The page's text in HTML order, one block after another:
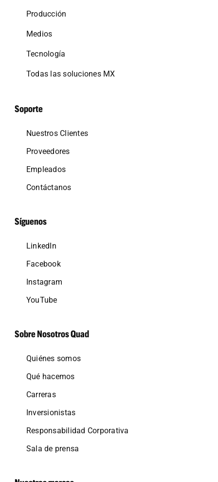
Producción
Medios
Tecnología
Todas las soluciones MX
Soporte
Nuestros Clientes
Proveedores
Empleados
Contáctanos
Síguenos
LinkedIn
Facebook
Instagram
YouTube
Sobre Nosotros Quad
Quiénes somos
Qué hacemos
Carreras
Inversionistas
Responsabilidad Corporativa
Sala de prensa